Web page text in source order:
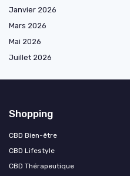
Janvier 2026
Mars 2026
Mai 2026
Juillet 2026
Shopping
CBD Bien-être
CBD Lifestyle
CBD Thérapeutique